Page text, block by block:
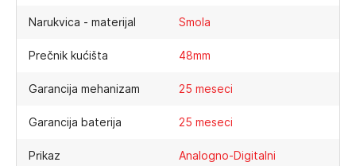
Narukvica - materijal Smola
Prečnik kućišta 48mm
Garancija mehanizam 25 meseci
Garancija baterija 25 meseci
Prikaz Analogno-Digitalni